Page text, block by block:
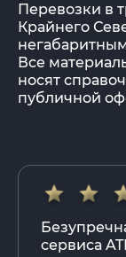
Перевозки в
Крайнего
Все
носят
публичной
сервиса